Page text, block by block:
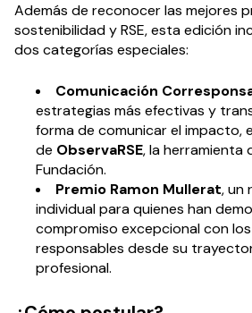
Además de reconocer las mejores
sostenibilidad y RSE, esta edición
dos categorías especiales:
Comunicación
estrategias más efectivas y
forma de comunicar el impacto,
de ObservaRSE, la herramienta
Fundación.
Premio Ramon Mullerat, un
individual para quienes han
compromiso excepcional con
responsables desde su
profesional.